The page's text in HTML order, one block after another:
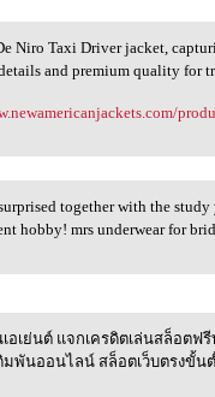
De Niro
Niro Taxi Driver jacket,
and premium quality for
together with the
hobby! mrs underwear for
ม่ผ่านเอเย่นต์
เอเย่นต์ แจกเครดิตเล่นสล็อต
มพันออนไลน์ สล็อตเว็บตรงขั้น